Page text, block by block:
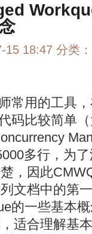
18:47 分类：
常用的工具
码比较简单
多行，为
，因此
文档中的第
的一些基本
适合理解基